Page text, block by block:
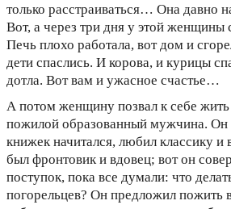
только расстраиваться… Она давно
Вот, а через три дня у этой женщины
Печь плохо работала, вот дом и
дети спаслись. И корова, и курицы
дотла. Вот вам и ужасное счастье…
А потом женщину позвал к себе
пожилой образованный мужчина. Он
книжек начитался, любил классику и
был фронтовик и вдовец; вот он
поступок, пока все думали: что
погорельцев? Он предложил пожить